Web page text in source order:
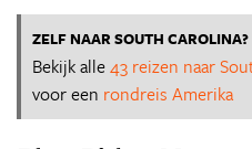
ZELF NAAR SOUTH CAROLINA?
Bekijk alle43 reizen naar
voor een rondreis Amerika